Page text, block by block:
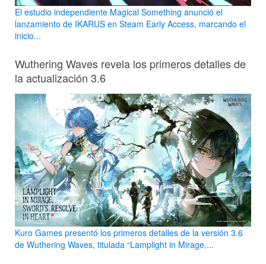
El estudio independiente Magical Something anunció el
lanzamiento de IKARUS en Steam Early Access, marcando el
inicio...
Wuthering Waves revela los primeros detalles de
la actualización 3.6
Kuro Games presentó los primeros detalles de la versión 3.6
de Wuthering Waves, titulada “Lamplight in Mirage,...